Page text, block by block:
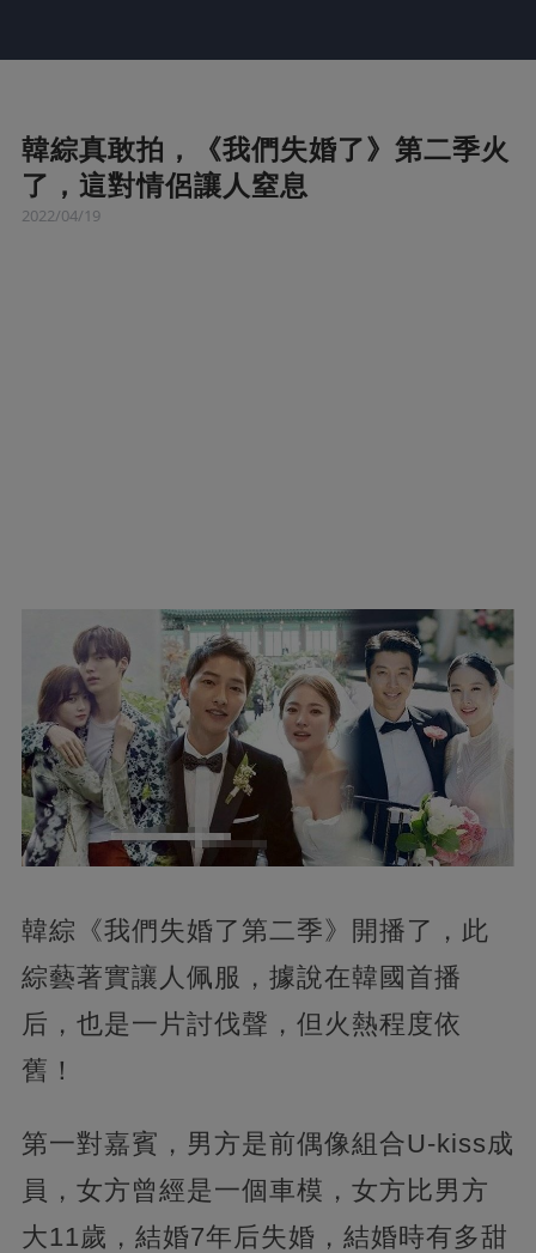
韓綜真敢拍，《我們失婚了》第二季火
了，這對情侶讓人窒息
2022/04/19
韓綜《我們失婚了第二季》開播了， 此
綜藝著實讓人佩服，據說在韓國首播
后，也是一片討伐聲，但火熱程度依
舊！
第一對嘉賓，男方是前偶像組合U-kiss成
員，女方曾經是一個車模，女方比男方
大11歲，結婚7年后失婚， 結婚時有多甜